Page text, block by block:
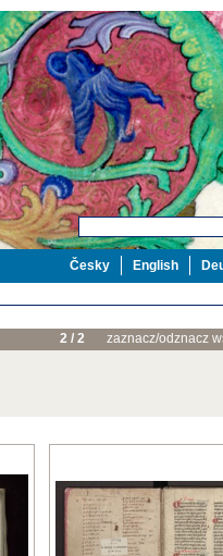
English
Česky
2 / 2 zaznacz/odznacz